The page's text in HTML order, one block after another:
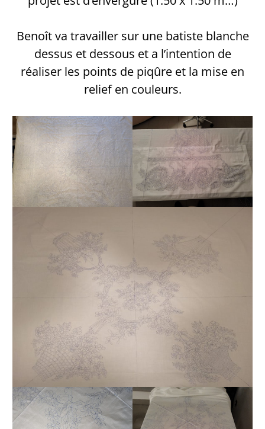
Benoît va travailler sur une batiste blanche
dessus et dessous et a l’intention de
réaliser les points de piqûre et la mise en
relief en couleurs.